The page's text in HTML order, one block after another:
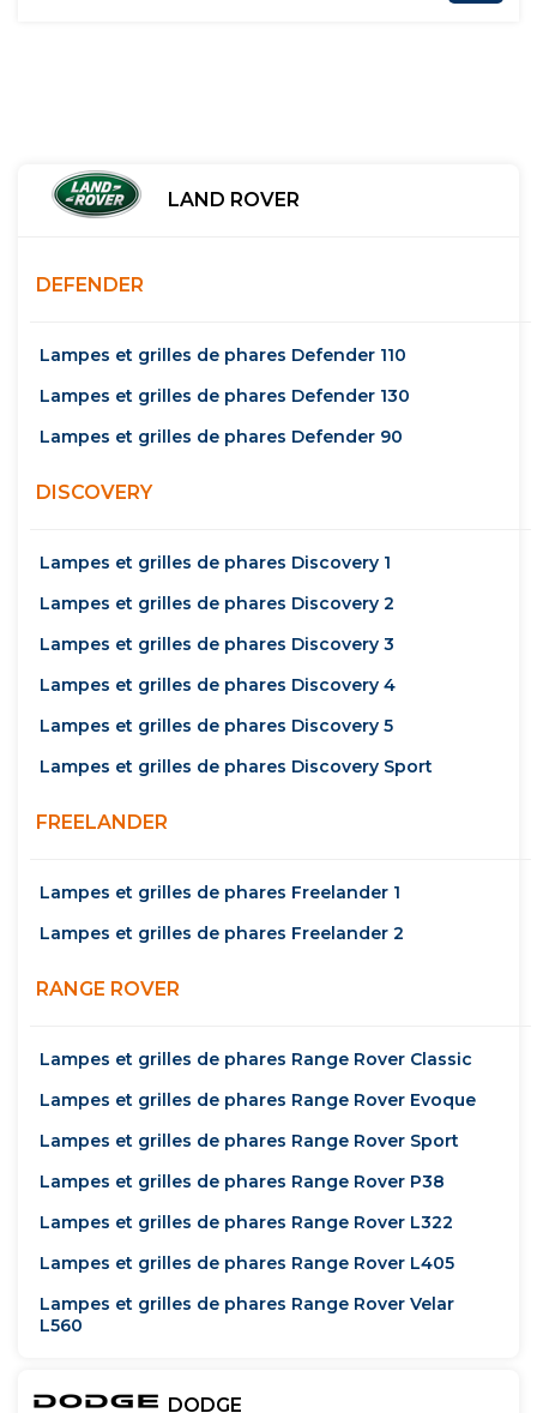
LAND ROVER
DEFENDER
Lampes et grilles de phares Defender 110
Lampes et grilles de phares Defender 130
Lampes et grilles de phares Defender 90
DISCOVERY
Lampes et grilles de phares Discovery 1
Lampes et grilles de phares Discovery 2
Lampes et grilles de phares Discovery 3
Lampes et grilles de phares Discovery 4
Lampes et grilles de phares Discovery 5
Lampes et grilles de phares Discovery Sport
FREELANDER
Lampes et grilles de phares Freelander 1
Lampes et grilles de phares Freelander 2
RANGE ROVER
Lampes et grilles de phares Range Rover Classic
Lampes et grilles de phares Range Rover Evoque
Lampes et grilles de phares Range Rover Sport
Lampes et grilles de phares Range Rover P38
Lampes et grilles de phares Range Rover L322
Lampes et grilles de phares Range Rover L405
Lampes et grilles de phares Range Rover Velar
L560
DODGE